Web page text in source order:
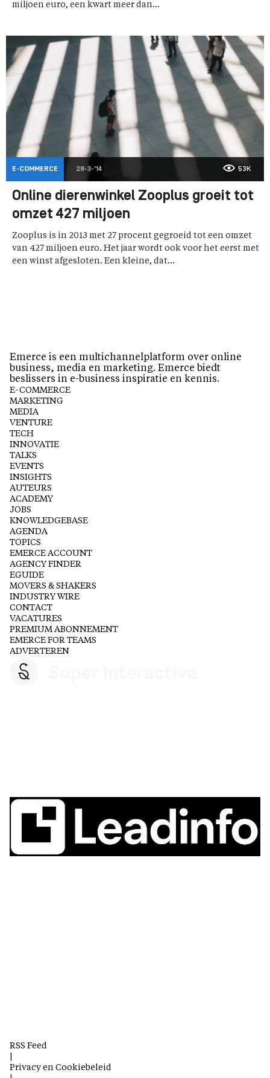
miljoen euro, een kwart meer dan...
E-COMMERCE 28-3-'14 53K
Online dierenwinkel Zooplus groeit tot
omzet 427 miljoen
Zooplus is in 2013 met 27 procent gegroeid tot een omzet
van 427 miljoen euro. Het jaar wordt ook voor het eerst met
een winst afgesloten. Een kleine, dat...
Emerce is een multichannelplatform over online
business, media en marketing. Emerce biedt
beslissers in e-business inspiratie en kennis.
E-COMMERCE
MARKETING
MEDIA
VENTURE
TECH
INNOVATIE
TALKS
EVENTS
INSIGHTS
AUTEURS
ACADEMY
JOBS
KNOWLEDGEBASE
AGENDA
TOPICS
EMERCE ACCOUNT
AGENCY FINDER
EGUIDE
MOVERS & SHAKERS
INDUSTRY WIRE
CONTACT
VACATURES
PREMIUM ABONNEMENT
EMERCE FOR TEAMS
ADVERTEREN
RSS Feed
Privacy en Cookiebeleid